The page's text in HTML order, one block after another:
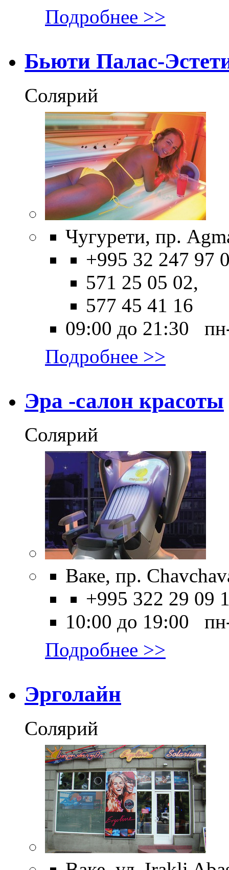
Подробнее >>
Бьюти Палас-
Солярий
Чугурети, пр.
+995 32 247 97
571 25 05 02,
577 45 41 16
09:00 до 21:30
Подробнее >>
Эра -салон красоты
Солярий
Ваке, пр.
+995 322 29 09
10:00 до 19:00
Подробнее >>
Эрголайн
Солярий